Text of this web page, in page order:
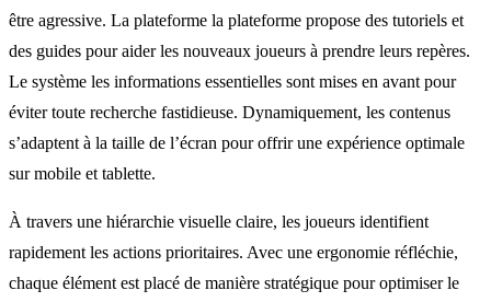
être agressive. La plateforme la plateforme propose des tutoriels et
des guides pour aider les nouveaux joueurs à prendre leurs repères.
Le système les informations essentielles sont mises en avant pour
éviter toute recherche fastidieuse. Dynamiquement, les contenus
s’adaptent à la taille de l’écran pour offrir une expérience optimale
sur mobile et tablette.
À travers une hiérarchie visuelle claire, les joueurs identifient
rapidement les actions prioritaires. Avec une ergonomie réfléchie,
chaque élément est placé de manière stratégique pour optimiser le